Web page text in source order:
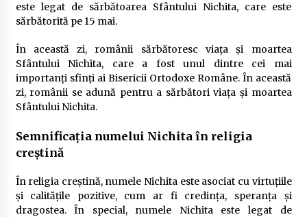
este legat de sărbătoarea Sfântului Nichita, care este
sărbătorită pe 15 mai.
În această zi, românii sărbătoresc viața și moartea
Sfântului Nichita, care a fost unul dintre cei mai
importanți sfinți ai Bisericii Ortodoxe Române. În această
zi, românii se adună pentru a sărbători viața și moartea
Sfântului Nichita.
Semnificația numelui Nichita în religia
creștină
În religia creștină, numele Nichita este asociat cu virtuțiile
și calitățile pozitive, cum ar fi credința, speranța și
dragostea. În special, numele Nichita este legat de